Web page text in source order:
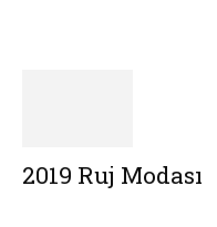
2019 Ruj Modası